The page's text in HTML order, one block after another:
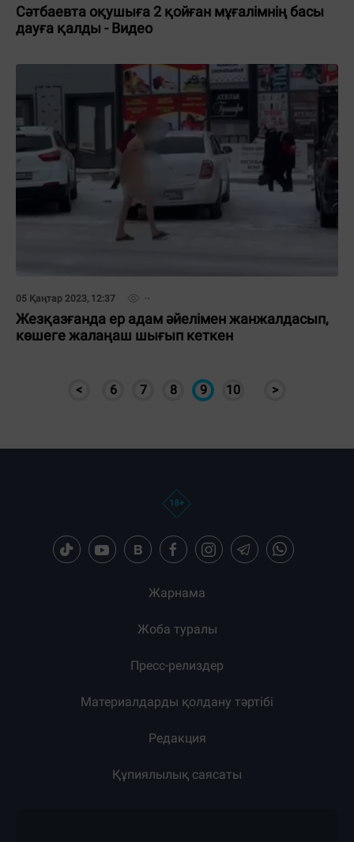
Сәтбаевта оқушыға 2 қойған мұғалімнің басы
дауға қалды - Видео
05 Қаңтар 2023, 12:37
Жезқазғанда ер адам әйелімен жанжалдасып,
көшеге жалаңаш шығып кеткен
< 6 7 8 9 10 >
Жарнама
Жоба туралы
Пресс-релиздер
Материалдарды қолдану тәртібі
Редакция
Құпиялылық саясаты